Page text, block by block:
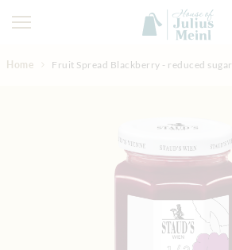
Home Fruit Spread Blackberry - reduced sugar